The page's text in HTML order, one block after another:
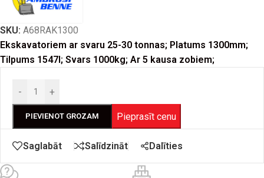
SKU: A68RAK1300
Ekskavatoriem ar svaru 25-30 tonnas; Platums 1300mm;
Tilpums 1547l; Svars 1000kg; Ar 5 kausa zobiem;
- +
PIEVIENOT GROZAM Pieprasīt cenu
Saglabāt Salīdzināt Dalīties